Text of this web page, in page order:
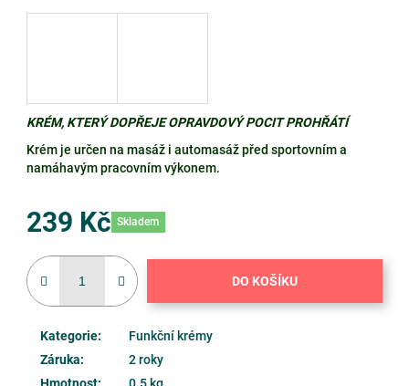
239 Kč
cena:
Skladem
DO KOŠÍKU
KRÉM, KTERÝ DOPŘEJE OPRAVDOVÝ POCIT PROHŘÁTÍ
Krém je určen na masáž i automasáž před sportovním a
namáhavým pracovním výkonem.
Kategorie:
Funkční krémy
Záruka:
2 roky
Hmotnost:
0.5 kg